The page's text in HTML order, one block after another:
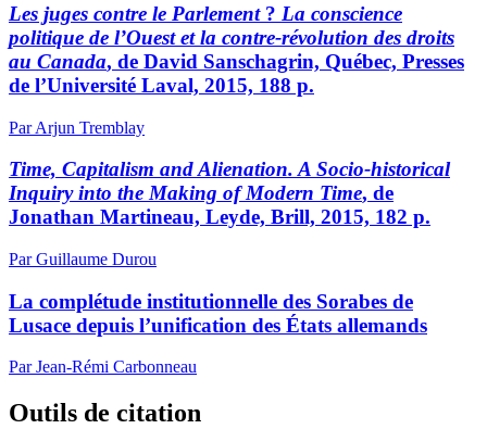
Les juges contre le Parlement? La conscience
politique de l’Ouest et la contre-révolution des droits
au Canada, de David Sanschagrin, Québec, Presses
de l’Université Laval, 2015, 188 p.
Par Arjun Tremblay
Time, Capitalism and Alienation. A Socio-historical
Inquiry into the Making of Modern Time, de
Jonathan Martineau, Leyde, Brill, 2015, 182 p.
Par Guillaume Durou
La complétude institutionnelle des Sorabes de
Lusace depuis l’unification des États allemands
Par Jean-Rémi Carbonneau
Outils de citation